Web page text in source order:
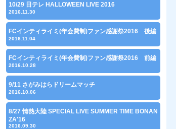
10/29 日テレ HALLOWEEN LIVE 2016
2016.11.30
FCインティライミ(年会費制)ファン感謝祭2016 後編
2016.11.04
FCインティライミ(年会費制)ファン感謝祭2016 前編
2016.10.28
9/11 さがみはらドリームマッチ
2016.10.06
8/27 情熱大陸 SPECIAL LIVE SUMMER TIME BONAN
ZA'16
2016.09.30